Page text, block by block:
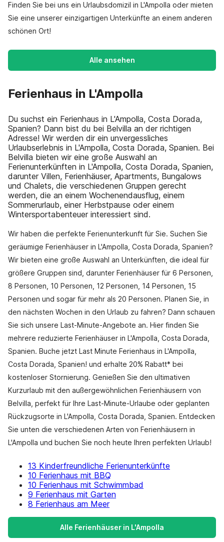
Finden Sie bei uns ein Urlaubsdomizil in L'Ampolla oder mieten
Sie eine unserer einzigartigen Unterkünfte an einem anderen
schönen Ort!
Alle ansehen
Ferienhaus in L'Ampolla
Du suchst ein Ferienhaus in L'Ampolla, Costa Dorada,
Spanien? Dann bist du bei Belvilla an der richtigen
Adresse! Wir werden dir ein unvergessliches
Urlaubserlebnis in L'Ampolla, Costa Dorada, Spanien. Bei
Belvilla bieten wir eine große Auswahl an
Ferienunterkünften in L'Ampolla, Costa Dorada, Spanien,
darunter Villen, Ferienhäuser, Apartments, Bungalows
und Chalets, die verschiedenen Gruppen gerecht
werden, die an einem Wochenendausflug, einem
Sommerurlaub, einer Herbstpause oder einem
Wintersportabenteuer interessiert sind.
Wir haben die perfekte Ferienunterkunft für Sie. Suchen Sie
geräumige Ferienhäuser in L'Ampolla, Costa Dorada, Spanien?
Wir bieten eine große Auswahl an Unterkünften, die ideal für
größere Gruppen sind, darunter Ferienhäuser für 6 Personen,
8 Personen, 10 Personen, 12 Personen, 14 Personen, 15
Personen und sogar für mehr als 20 Personen. Planen Sie, in
den nächsten Wochen in den Urlaub zu fahren? Dann schauen
Sie sich unsere Last-Minute-Angebote an. Hier finden Sie
mehrere reduzierte Ferienhäuser in L'Ampolla, Costa Dorada,
Spanien. Buche jetzt Last Minute Ferienhaus in L'Ampolla,
Costa Dorada, Spanien! und erhalte 20% Rabatt* bei
kostenloser Stornierung. Genießen Sie den ultimativen
Kurzurlaub mit den außergewöhnlichen Ferienhäusern von
Belvilla, perfekt für Ihre Last-Minute-Urlaube oder geplanten
Rückzugsorte in L'Ampolla, Costa Dorada, Spanien. Entdecken
Sie unten die verschiedenen Arten von Ferienhäusern in
L'Ampolla und buchen Sie noch heute Ihren perfekten Urlaub!
13 Kinderfreundliche Ferienunterkünfte
10 Ferienhaus mit BBQ
10 Ferienhaus mit Schwimmbad
9 Ferienhaus mit Garten
8 Ferienhaus am Meer
Alle Ferienhäuser in L'Ampolla